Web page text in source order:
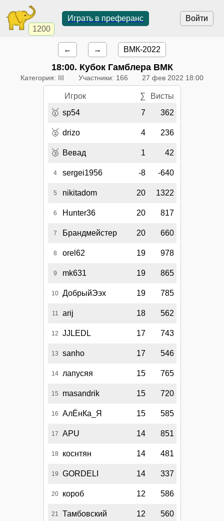
1200
Войти
Играть в преферанс
← → ВМК-2022
18:00. Кубок Гамблера ВМК
Категория: III Участники: 166 27 фев 2022 18:00
Игрок ∑ Висты
🥇 sp54 7 362
🥈 drizo 4 236
🥉 Вевад 1 42
4 sergei1956 -8 -640
5 nikitadom 20 1322
6 Hunter36 20 817
7 Брандмейстер 20 660
8 orel62 19 978
9 mk631 19 865
10 ДобрыйЭэх 19 785
11 arij 18 562
12 JJLEDL 17 743
13 sanho 17 546
14 лапусяя 15 765
15 masandrik 15 720
16 АлЁнКа_Я 15 585
17 APU 14 851
18 коснтян 14 481
19 GORDELI 14 337
20 короб 12 586
21 Тамбовский 12 560